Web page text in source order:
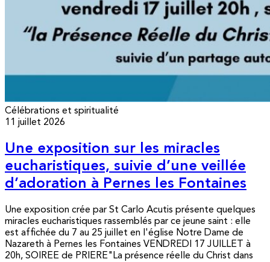
Célébrations et spiritualité
11 juillet 2026
Une exposition sur les miracles
eucharistiques, suivie d’une veillée
d’adoration à Pernes les Fontaines
Une exposition crée par St Carlo Acutis présente quelques
miracles eucharistiques rassemblés par ce jeune saint : elle
est affichée du 7 au 25 juillet en l'église Notre Dame de
Nazareth à Pernes les Fontaines VENDREDI 17 JUILLET à
20h, SOIREE de PRIERE"La présence réelle du Christ dans